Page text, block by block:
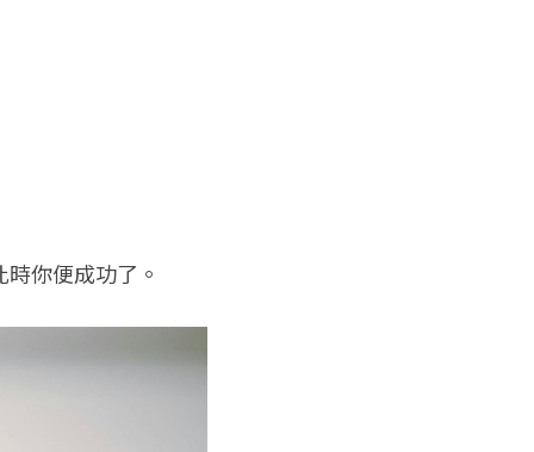
你便成功了。